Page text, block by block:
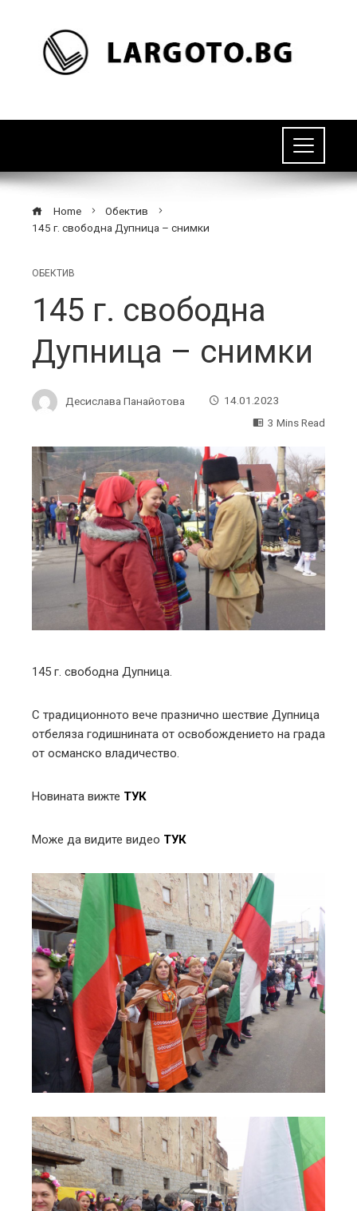
Home
Обектив
145 г. свободна Дупница – снимки
ОБЕКТИВ
145 г. свободна
Дупница – снимки
Десислава Панайотова
14.01.2023
3 Mins Read
145 г. свободна Дупница.
С традиционното вече празнично шествие Дупница
отбеляза годишнината от освобождението на града
от османско владичество.
Новината вижте ТУК
Може да видите видео ТУК